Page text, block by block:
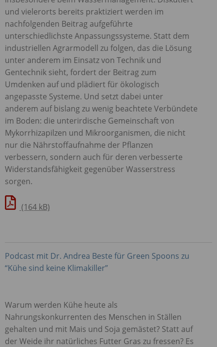
und vielerorts bereits praktiziert werden im
nachfolgenden Beitrag aufgeführte
unterschiedlichste Anpassungssysteme. Statt dem
industriellen Agrarmodell zu folgen, das die Lösung
unter anderem im Einsatz von Technik und
Gentechnik sieht, fordert der Beitrag zum
Umdenken auf und plädiert für ökologisch
angepasste Systeme. Und setzt dabei unter
anderem auf bislang zu wenig beachtete Verbündete
im Boden: die unterirdische Gemeinschaft von
Mykorrhizapilzen und Mikroorganismen, die nicht
nur die Nährstoffaufnahme der Pflanzen
verbessern, sondern auch für deren verbesserte
Widerstandsfähigkeit gegenüber Wasserstress
sorgen.
(164 kB)
Podcast mit Dr. Andrea Beste für Green Spoons zu
“Kühe sind keine Klimakiller”
Warum werden Kühe heute als
Nahrungskonkurrenten des Menschen in Ställen
gehalten und mit Mais und Soja gemästet? Statt auf
der Weide ihr natürliches Futter Gras zu fressen? Es